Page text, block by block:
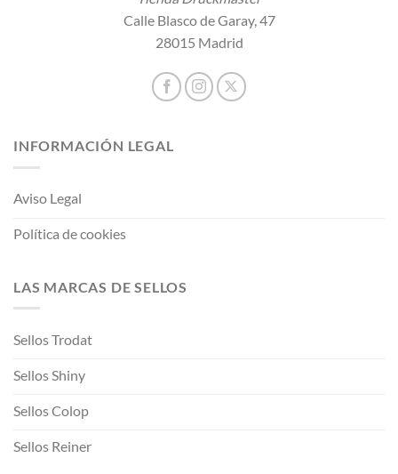
Calle Blasco de Garay, 47
28015 Madrid
INFORMACIÓN LEGAL
Aviso Legal
Política de cookies
LAS MARCAS DE SELLOS
Sellos Trodat
Sellos Shiny
Sellos Colop
Sellos Reiner